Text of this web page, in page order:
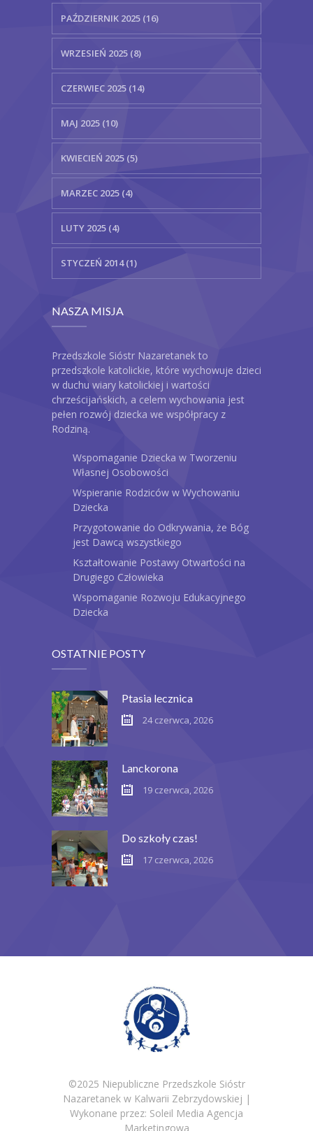
PAŹDZIERNIK 2025 (16)
WRZESIEŃ 2025 (8)
CZERWIEC 2025 (14)
MAJ 2025 (10)
KWIECIEŃ 2025 (5)
MARZEC 2025 (4)
LUTY 2025 (4)
STYCZEŃ 2014 (1)
NASZA MISJA
Przedszkole Sióstr Nazaretanek to
przedszkole katolickie, które wychowuje dzieci
w duchu wiary katolickiej i wartości
chrześcijańskich, a celem wychowania jest
pełen rozwój dziecka we współpracy z
Rodziną.
Wspomaganie Dziecka w Tworzeniu
Własnej Osobowości
Wspieranie Rodziców w Wychowaniu
Dziecka
Przygotowanie do Odkrywania, że Bóg
jest Dawcą wszystkiego
Kształtowanie Postawy Otwartości na
Drugiego Człowieka
Wspomaganie Rozwoju Edukacyjnego
Dziecka
OSTATNIE POSTY
Ptasia lecznica
24 czerwca, 2026
Lanckorona
19 czerwca, 2026
Do szkoły czas!
17 czerwca, 2026
©2025 Niepubliczne Przedszkole Sióstr
Nazaretanek w Kalwarii Zebrzydowskiej |
Wykonane przez: Soleil Media Agencja
Marketingowa